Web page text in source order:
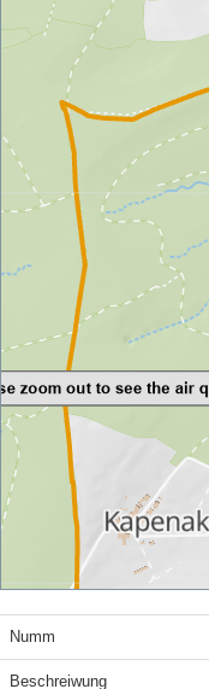
Numm
Beschreiwung